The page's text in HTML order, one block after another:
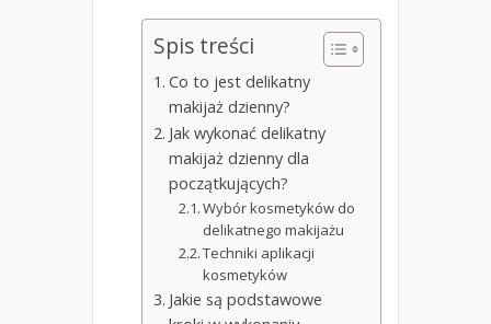
Spis treści
Co to jest delikatny
makijaż dzienny?
Jak wykonać delikatny
makijaż dzienny dla
początkujących?
Wybór kosmetyków do
delikatnego makijażu
Techniki aplikacji
kosmetyków
Jakie są podstawowe